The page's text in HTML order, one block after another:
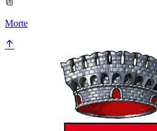
Morte